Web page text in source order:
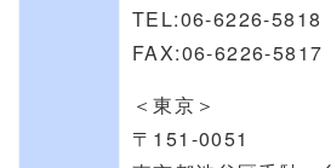
TEL:06-6226-5818
FAX:06-6226-5817
＜東京＞
〒151-0051